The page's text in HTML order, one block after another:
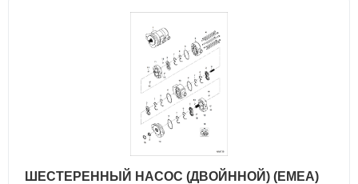
ШЕСТЕРЕННЫЙ НАСОС (ДВОЙННОЙ) (EMEA)